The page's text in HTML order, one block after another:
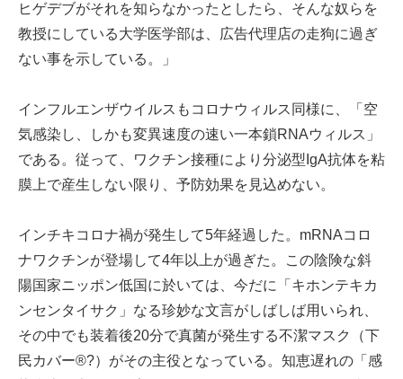
ヒゲデブがそれを知らなかったとしたら、そんな奴らを
教授にしている大学医学部は、広告代理店の走狗に過ぎ
ない事を示している。」
インフルエンザウイルスもコロナウィルス同様に、「空
気感染し、しかも変異速度の速い一本鎖RNAウィルス」
である。従って、ワクチン接種により分泌型IgA抗体を粘
膜上で産生しない限り、予防効果を見込めない。
インチキコロナ禍が発生して5年経過した。mRNAコロ
ナワクチンが登場して4年以上が過ぎた。この陰険な斜
陽国家ニッポン低国に於いては、今だに「キホンテキカ
ンセンタイサク」なる珍妙な文言がしばしば用いられ、
その中でも装着後20分で真菌が発生する不潔マスク（下
民カバー®?）がその主役となっている。知恵遅れの「感